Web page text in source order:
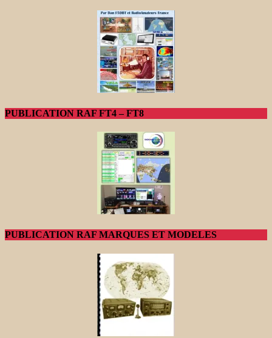
PUBLICATION RAF FT4 – FT8
PUBLICATION RAF MARQUES ET MODELES